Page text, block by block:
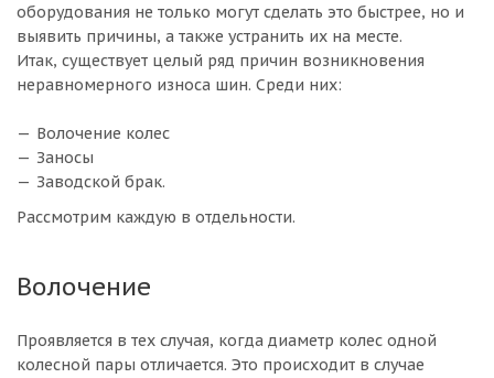
оборудования не только могут сделать это быстрее, но и
выявить причины, а также устранить их на месте.
Итак, существует целый ряд причин возникновения
неравномерного износа шин. Среди них:
Волочение колес
Заносы
Заводской брак.
Рассмотрим каждую в отдельности.
Волочение
Проявляется в тех случая, когда диаметр колес одной
колесной пары отличается. Это происходит в случае